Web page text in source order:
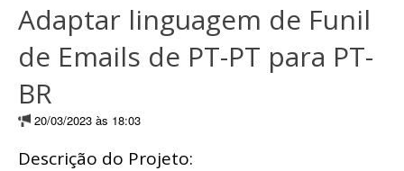
Adaptar linguagem de Funil
de Emails de PT-PT para PT-
BR
20/03/2023 às 18:03
Descrição do Projeto: